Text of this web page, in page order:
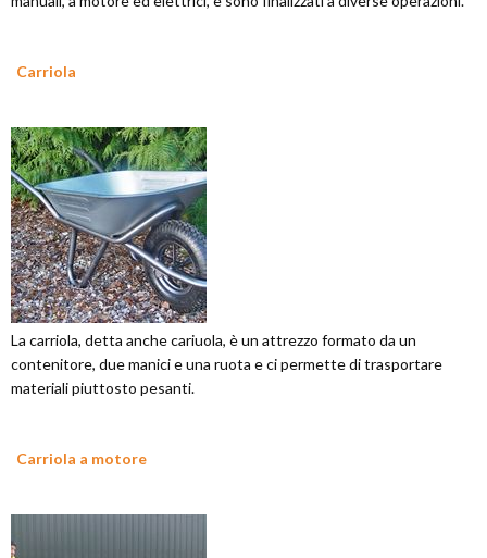
Carriola
La carriola, detta anche cariuola, è un attrezzo formato da un
contenitore, due manici e una ruota e ci permette di trasportare
materiali piuttosto pesanti.
Carriola a motore